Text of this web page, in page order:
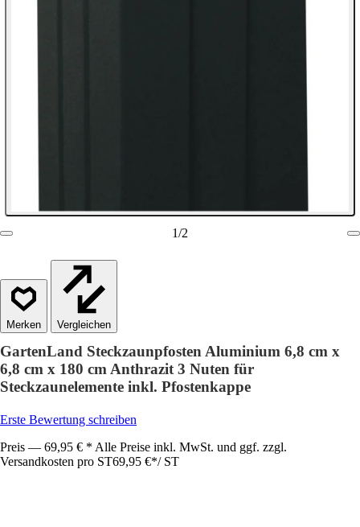
1/2
Vergleichen
GartenLand Steckzaunpfosten Aluminium 6,8 cm x
6,8 cm x 180 cm Anthrazit 3 Nuten für
Steckzaunelemente inkl. Pfostenkappe
Erste Bewertung schreiben
Preis — 69,95 € * Alle Preise inkl. MwSt. und ggf. zzgl.
Versandkosten pro ST69,95 €*/ ST